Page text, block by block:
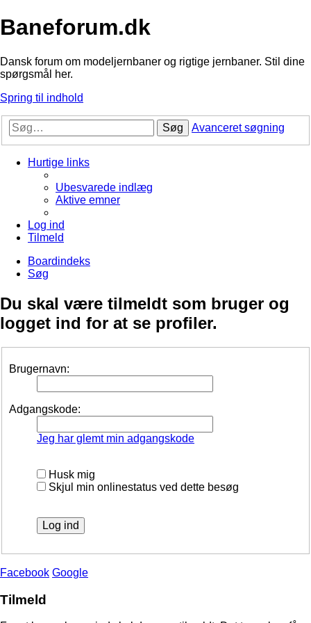
Baneforum.dk
Dansk forum om modeljernbaner og rigtige jernbaner. Stil dine
spørgsmål her.
Spring til indhold
Søg Avanceret søgning
Hurtige links
Ubesvarede indlæg
Aktive emner
Log ind
Tilmeld
Boardindeks
Søg
Du skal være tilmeldt som bruger og
logget ind for at se profiler.
Brugernavn:
Adgangskode:
Jeg har glemt min adgangskode
Husk mig
Skjul min onlinestatus ved dette besøg
Facebook Google
Tilmeld